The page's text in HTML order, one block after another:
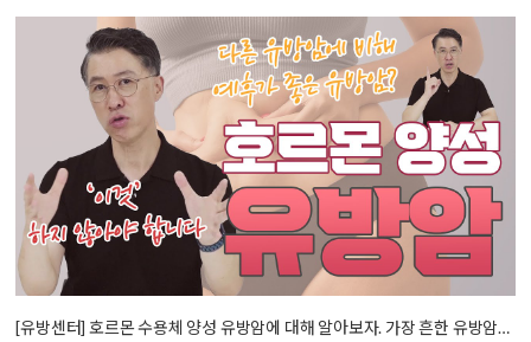
[유방센터] 호르몬 수용체 양성 유방암에 대해 알아보자. 가장 흔한 유방암…